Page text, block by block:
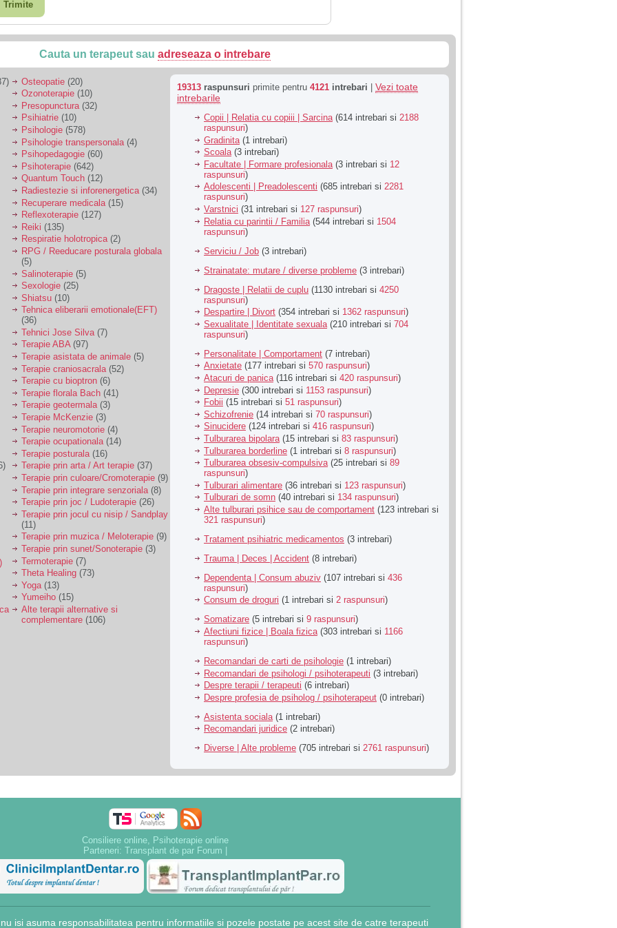
Trimite
Cauta un terapeut sau adreseaza o intrebare
Osteopatie (20)
Ozonoterapie (10)
Presopunctura (32)
Psihiatrie (10)
Psihologie (578)
Psihologie transpersonala (4)
Psihopedagogie (60)
Psihoterapie (642)
Quantum Touch (12)
Radiestezie si inforenergetica (34)
Recuperare medicala (15)
Reflexoterapie (127)
Reiki (135)
Respiratie holotropica(2)
RPG / Reeducare posturala globala
(5)
Salinoterapie (5)
Sexologie (25)
Shiatsu (10)
Tehnica eliberarii emotionale(EFT)
(36)
Tehnici Jose Silva (7)
Terapie ABA(97)
Terapie asistata de animale (5)
Terapie craniosacrala (52)
Terapie cu bioptron (6)
Terapie florala Bach (41)
Terapie geotermala(3)
Terapie McKenzie (3)
Terapie neuromotorie (4)
Terapie ocupationala(14)
Terapie posturala (16)
Terapie prin arta / Art terapie (37)
Terapie prin culoare/Cromoterapie (9)
Terapie prin integrare senzoriala (8)
Terapie prin joc / Ludoterapie (26)
Terapie prin jocul cu nisip / Sandplay
(11)
Terapie prin muzica / Meloterapie (9)
Terapie prin sunet/Sonoterapie (3)
Termoterapie (7)
Theta Healing (73)
Yoga (13)
Yumeiho (15)
Alte terapii alternative si
complementare (106)
19313 raspunsuri primite pentru 4121 intrebari
Vezi toate
intrebarile
Copii | Relatia cu copiii | Sarcina(614 intrebari si 2188
raspunsuri)
Gradinita (1 intrebari)
Scoala(3 intrebari)
Facultate | Formare profesionala (3 intrebari si 12
raspunsuri)
Adolescenti | Preadolescenti (685 intrebari si 2281
raspunsuri)
Varstnici (31 intrebari si 127 raspunsuri)
Relatia cu parintii / Familia (544 intrebari si 1504
raspunsuri)
Serviciu / Job (3 intrebari)
Strainatate: mutare / diverse probleme (3 intrebari)
Dragoste | Relatii de cuplu (1130 intrebari si 4250
raspunsuri)
Despartire | Divort (354 intrebari si 1362 raspunsuri)
Sexualitate | Identitate sexuala (210 intrebari si 704
raspunsuri)
Personalitate | Comportament (7 intrebari)
Anxietate (177 intrebari si 570 raspunsuri)
Atacuri de panica (116 intrebari si 420 raspunsuri)
Depresie (300 intrebari si 1153 raspunsuri)
Fobii (15 intrebari si 51 raspunsuri)
Schizofrenie (14 intrebari si 70 raspunsuri)
Sinucidere (124 intrebari si 416 raspunsuri)
Tulburarea bipolara (15 intrebari si 83 raspunsuri)
Tulburarea borderline (1 intrebari si 8 raspunsuri)
Tulburarea obsesiv-compulsiva(25 intrebari si 89
raspunsuri)
Tulburari alimentare (36 intrebari si 123 raspunsuri)
Tulburari de somn (40 intrebari si 134 raspunsuri)
Alte tulburari psihice sau de comportament (123 intrebari si
321 raspunsuri)
Tratament psihiatric medicamentos (3 intrebari)
Trauma | Deces | Accident (8 intrebari)
Dependenta | Consum abuziv (107 intrebari si 436
raspunsuri)
Consum de droguri (1 intrebari si 2 raspunsuri)
Somatizare (5 intrebari si 9 raspunsuri)
Afectiuni fizice | Boala fizica(303 intrebari si 1166
raspunsuri)
Recomandari de carti de psihologie (1 intrebari)
Recomandari de psihologi / psihoterapeuti (3 intrebari)
Despre terapii / terapeuti (6 intrebari)
Despre profesia de psiholog / psihoterapeut (0 intrebari)
Asistenta sociala (1 intrebari)
Recomandari juridice (2 intrebari)
Diverse | Alte probleme (705 intrebari si 2761 raspunsuri)
Consiliere online, Psihoterapie online
Parteneri: Transplant de par Forum
isi asuma responsabilitatea pentru informatiile si pozele postate pe acest site de catre terapeuti